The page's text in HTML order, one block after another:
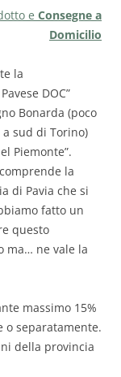
e Consegne a
Domicilio
la
DOC”
Bonarda (poco
sud di Torino)
Piemonte”.
comprende la
di Pavia che si
fatto un
questo
ma… ne vale la
massimo 15%
o separatamente.
della provincia